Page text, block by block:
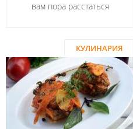
вам пора расстаться
КУЛИНАРИЯ